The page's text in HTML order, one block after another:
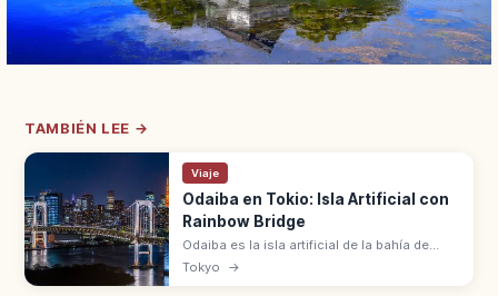
TAMBIÉN LEE →
Viaje
Odaiba en Tokio: Isla Artificial con
Rainbow Bridge
Odaiba es la isla artificial de la bahía de
Tokio entre Minato y Koto. Rainbow Bridge
con vistas nocturnas, Rainbow Promenade
Tokyo →